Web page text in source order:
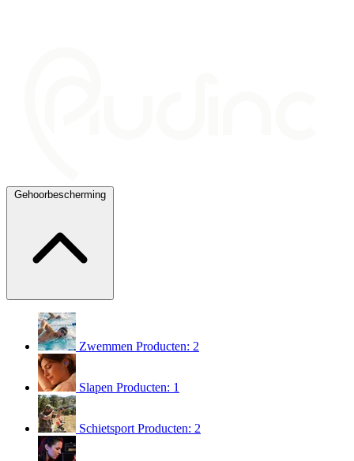
Gehoorbescherming
Zwemmen Producten: 2
Slapen Producten: 1
Schietsport Producten: 2